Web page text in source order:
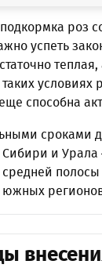
роз
успеть
условиях
способна
сроками
и Урала
полосы
южных